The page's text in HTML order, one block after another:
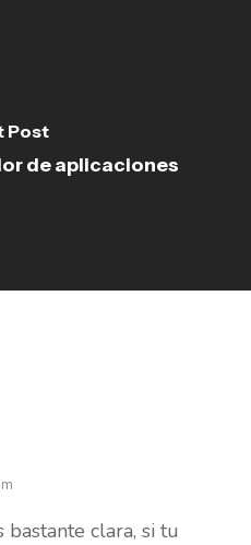
Post
de aplicaciones
bastante clara, si tu